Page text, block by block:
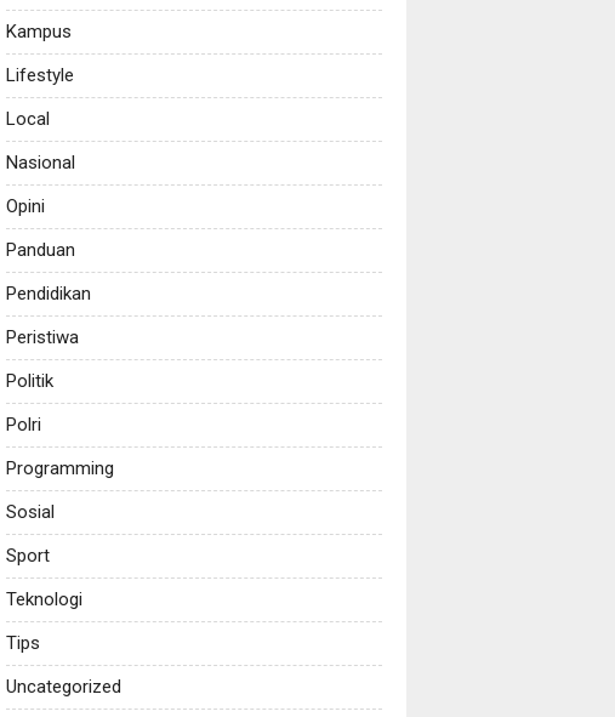
Kampus
Lifestyle
Local
Nasional
Opini
Panduan
Pendidikan
Peristiwa
Politik
Polri
Programming
Sosial
Sport
Teknologi
Tips
Uncategorized